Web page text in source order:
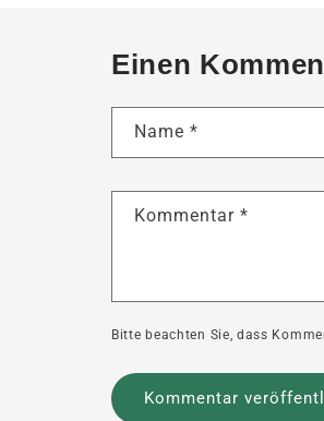
Einen
Name *
Kommentar *
Bitte beachten Sie, dass